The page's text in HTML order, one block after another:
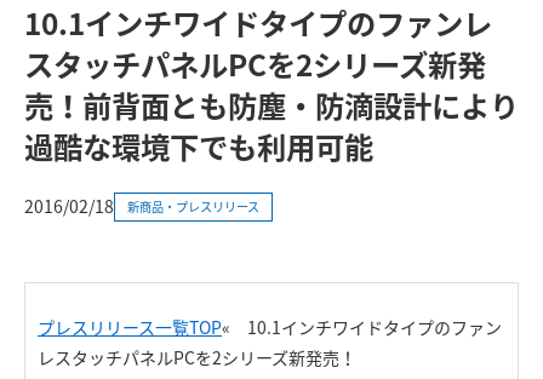
10.1インチワイドタイプのファンレ
スタッチパネルPCを2シリーズ新発
売！前背面とも防塵・防滴設計により
過酷な環境下でも利用可能
2016/02/18 新商品・プレスリリース
プレスリリース一覧TOP«
10.1インチワイドタイプのファン
レスタッチパネルPCを2シリーズ新発売！